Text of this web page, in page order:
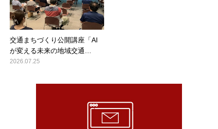
交通まちづくり公開講座「AI
が変える未来の地域交通…
2026.07.25